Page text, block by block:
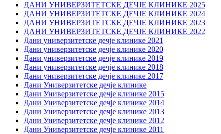
ДАНИ УНИВЕРЗИТЕТСКЕ ДЕЧЈЕ КЛИНИКЕ 2025
ДАНИ УНИВЕРЗИТЕТСКЕ ДЕЧЈЕ КЛИНИКЕ 2024
ДАНИ УНИВЕРЗИТЕТСКЕ ДЕЧЈЕ КЛИНИКЕ 2023
ДАНИ УНИВЕРЗИТЕТСКЕ ДЕЧЈЕ КЛИНИКЕ 2022
Дани универзитетске дечје клинике 2021
Дани универзитетске дечје клинике 2020
Дани универзитетске дечје клинике 2019
Дани универзитетске дечје клинике 2018
Дани универзитетске дечје клинике 2017
Дани Универзитетске дечје клинике
Дани Универзитетске дечје клинике 2015
Дани Универзитетске дечје клинике 2014
Дани Универзитетске дечје клинике 2013
Дани Универзитетске дечје клинике 2012
Дани Универзитетске дечје клинике 2011